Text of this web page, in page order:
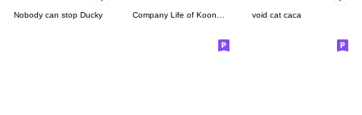
Nobody can stop Ducky Company Life of Koongya Restaurantz (JP) void cat caca